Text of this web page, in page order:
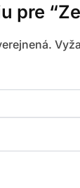
pre